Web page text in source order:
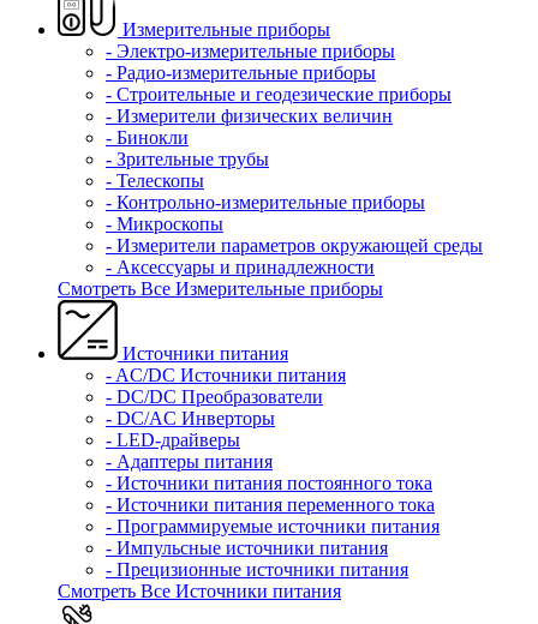
Измерительные приборы
- Электро-измерительные приборы
- Радио-измерительные приборы
- Строительные и геодезические приборы
- Измерители физических величин
- Бинокли
- Зрительные трубы
- Телескопы
- Контрольно-измерительные приборы
- Микроскопы
- Измерители параметров окружающей среды
- Аксессуары и принадлежности
Смотреть Все Измерительные приборы
Источники питания
- AC/DC Источники питания
- DC/DC Преобразователи
- DC/AC Инверторы
- LED-драйверы
- Адаптеры питания
- Источники питания постоянного тока
- Источники питания переменного тока
- Программируемые источники питания
- Импульсные источники питания
- Прецизионные источники питания
Смотреть Все Источники питания